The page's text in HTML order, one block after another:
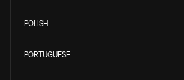
POLISH
PORTUGUESE